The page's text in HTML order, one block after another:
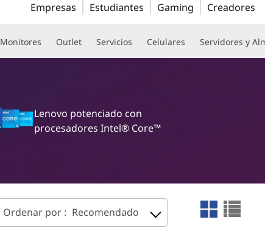
Empresas Estudiantes Gaming Creadores
Monitores Outlet Servicios Celulares Servidores y
Lenovo potenciado con
procesadores Intel® Core™
Ordenar por : Recomendado